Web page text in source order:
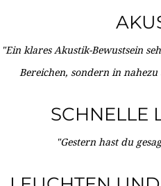
"Ein klares Akustik-Bewustsein
Bereichen, sondern in
SCHNELLE
"Gestern hast du